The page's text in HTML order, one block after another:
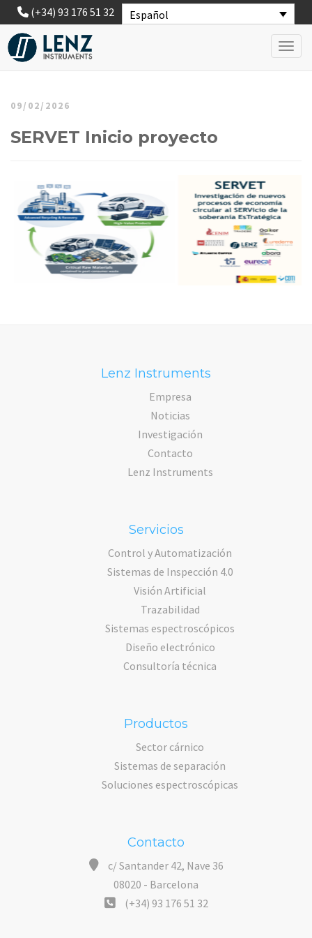
Español
(+34) 93 176 51 32
09/02/2026
SERVET Inicio proyecto
Lenz Instruments
Empresa
Noticias
Investigación
Contacto
Lenz Instruments
Servicios
Control y Automatización
Sistemas de Inspección 4.0
Visión Artificial
Trazabilidad
Sistemas espectroscópicos
Diseño electrónico
Consultoría técnica
Productos
Sector cárnico
Sistemas de separación
Soluciones espectroscópicas
Contacto
c/ Santander 42, Nave 36
08020 - Barcelona
(+34) 93 176 51 32